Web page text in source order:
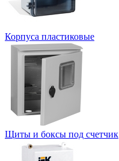
Корпуса пластиковые
Щиты и боксы под счетчик